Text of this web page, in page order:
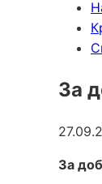
За
За